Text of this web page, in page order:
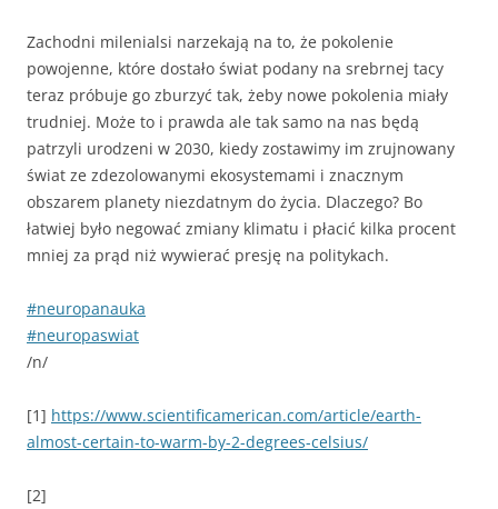
Zachodni milenialsi narzekają na to, że pokolenie
powojenne, które dostało świat podany na srebrnej tacy
teraz próbuje go zburzyć tak, żeby nowe pokolenia miały
trudniej. Może to i prawda ale tak samo na nas będą
patrzyli urodzeni w 2030, kiedy zostawimy im zrujnowany
świat ze zdezolowanymi ekosystemami i znacznym
obszarem planety niezdatnym do życia. Dlaczego? Bo
łatwiej było negować zmiany klimatu i płacić kilka procent
mniej za prąd niż wywierać presję na politykach.
#neuropanauka
#neuropaswiat
/n/
[1] https://www.scientificamerican.com/article/earth-
almost-certain-to-warm-by-2-degrees-celsius/
[2]